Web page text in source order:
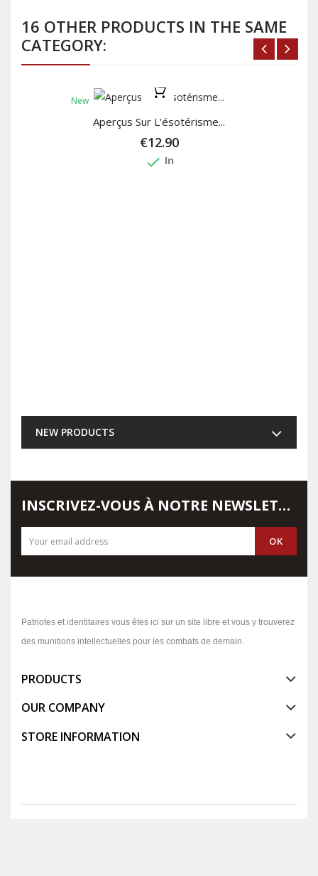
16 OTHER PRODUCTS IN THE SAME
CATEGORY:
New
Aperçus Sur L'ésotérisme...
€12.90
done In
NEW PRODUCTS
INSCRIVEZ-VOUS À NOTRE NEWSLETTER
Patriotes et identitaires vous êtes ici sur un site libre et vous y trouverez
des munitions intellectuelles pour les combats de demain.
PRODUCTS
OUR COMPANY
STORE INFORMATION